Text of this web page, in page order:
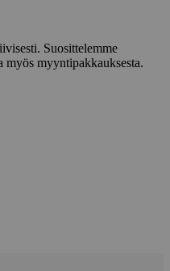
Suosittelemme
myös myyntipakkauksesta.